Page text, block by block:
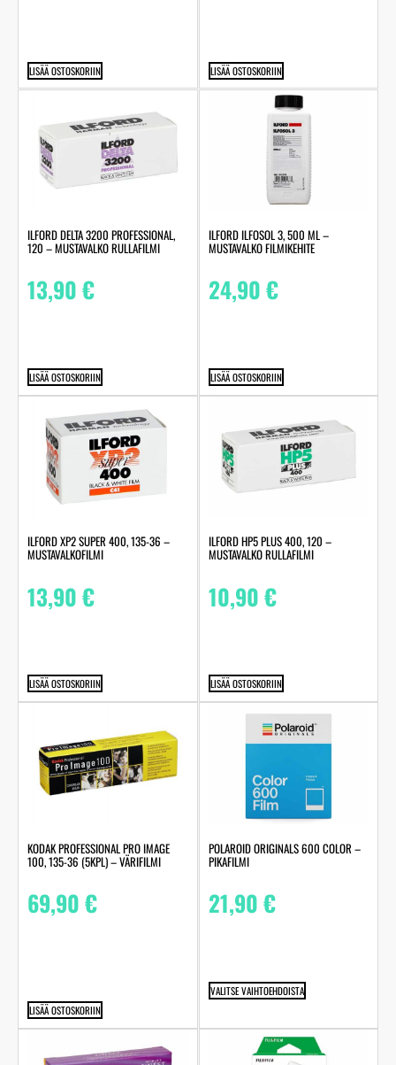
LISÄÄ OSTOSKORIIN LISÄÄ OSTOSKORIIN
ILFORD DELTA 3200 PROFESSIONAL,
120 – MUSTAVALKO RULLAFILMI
13,90€
LISÄÄ OSTOSKORIIN
ILFORD ILFOSOL 3, 500 ML –
MUSTAVALKO FILMIKEHITE
24,90€
LISÄÄ OSTOSKORIIN
ILFORD XP2 SUPER 400, 135-36 –
MUSTAVALKOFILMI
13,90€
LISÄÄ OSTOSKORIIN
ILFORD HP5 PLUS 400, 120 –
MUSTAVALKO RULLAFILMI
10,90€
LISÄÄ OSTOSKORIIN
KODAK PROFESSIONAL PRO IMAGE
100, 135-36 (5KPL) – VÄRIFILMI
69,90€
LISÄÄ OSTOSKORIIN
POLAROID ORIGINALS 600 COLOR –
PIKAFILMI
21,90€
VALITSE VAIHTOEHDOISTA